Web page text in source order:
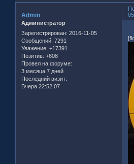
Admin
Администратор
Зарегистрирован: 2016-11-05
Сообщений: 7291
Уважение: +17391
Позитив: +608
Провел на форуме:
3 месяца 7 дней
Последний визит:
Вчера 22:52:07